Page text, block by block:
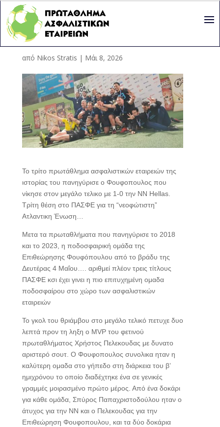
“TRES-CAMPEONES”!
από Nikos Stratis | Μάι 8, 2026
Το τρίτο πρωτάθλημα ασφαλιστικών εταιρειών της
ιστορίας του πανηγύρισε ο Φουφοπουλος που
νίκησε στον μεγάλο τελικο με 1-0 την ΝΝ Hellas.
Τρίτη θέση στο ΠΑΣΦΕ για τη “νεοφώτιστη”
Ατλαντικη Ένωση…
Μετα τα πρωταθλήματα που πανηγύρισε το 2018
και το 2023, η ποδοσφαιρική ομάδα της
Επιθεώρησης Φουφόπουλου από το βράδυ της
Δευτέρας 4 Μαΐου…. αριθμεί πλέον τρεις τίτλους
ΠΑΣΦΕ κσι έχει γινει η πιο επιτυχημένη ομαδα
ποδοσφαίρου στο χώρο των ασφαλιστικών
εταιρειών
Το γκολ του θριάμβου στο μεγάλο τελικό πετυχε δυο
λεπτά προν τη ληξη ο MVP του φετινού
πρωταθλήματος Χρήστος Πελεκουδας με δυνατο
αριστερό σουτ. Ο Φουφοπουλος συνολικα ηταν η
καλύτερη ομαδα στο γήπεδο στη διάρκεια του β’
ημιχρόνου το οποίο διαδέχτηκε ένα σε γενικές
γραμμές μοιρασμένο πρώτο μέρος. Από ένα δοκάρι
για κάθε ομάδα, Σπύρος Παπαχριστοδούλου ηταν ο
άτυχος για την ΝΝ και ο Πελεκουδας για την
Επιθεώρηση Φουφοπουλου, και τα δύο δοκάρια